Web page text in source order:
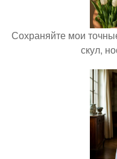
Сохраняйте мои
скул,